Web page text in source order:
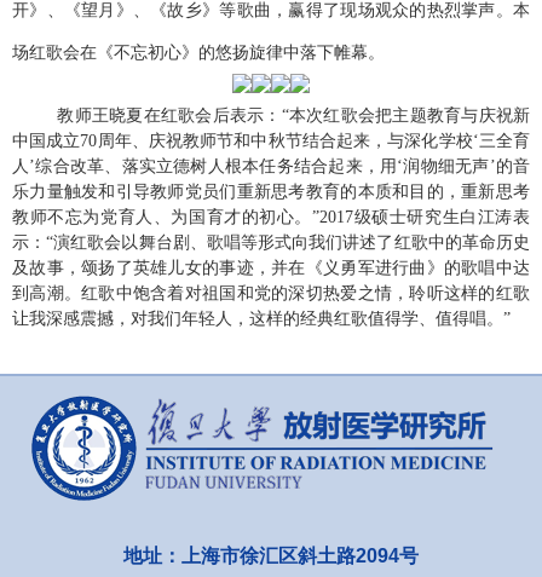
开》、《望月》、《故乡》等歌曲，赢得了现场观众的热烈掌声。本
场红歌会在《不忘初心》的悠扬旋律中落下帷幕。
教师王晓夏在红歌会后表示：“本次红歌会把主题教育与庆祝新
中国成立70周年、庆祝教师节和中秋节结合起来，与深化学校‘三全育
人’综合改革、落实立德树人根本任务结合起来，用‘润物细无声’的音
乐力量触发和引导教师党员们重新思考教育的本质和目的，重新思考
教师不忘为党育人、为国育才的初心。”2017级硕士研究生白江涛表
示：“演红歌会以舞台剧、歌唱等形式向我们讲述了红歌中的革命历史
及故事，颂扬了英雄儿女的事迹，并在《义勇军进行曲》的歌唱中达
到高潮。红歌中饱含着对祖国和党的深切热爱之情，聆听这样的红歌
让我深感震撼，对我们年轻人，这样的经典红歌值得学、值得唱。”
地址：上海市徐汇区斜土路2094号